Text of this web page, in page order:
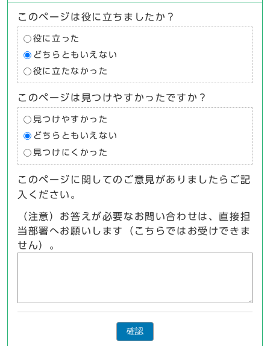
このページは役に立ちましたか？
役に立った
どちらともいえない
役に立たなかった
このページは見つけやすかったですか？
見つけやすかった
どちらともいえない
見つけにくかった
このページに関してのご意見がありましたらご記
入ください。
（注意）お答えが必要なお問い合わせは、直接担
当部署へお願いします（こちらではお受けできま
せん）。
確認